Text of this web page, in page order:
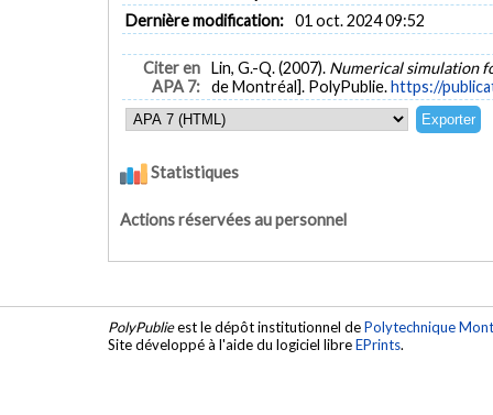
Dernière modification: 01 oct. 2024 09:52
Citer en
APA 7:
Lin, G.-Q. (2007). Numerical simulation
de Montréal]. PolyPublie.https://
Statistiques
Actions réservées au personnel
PolyPublieest le dépôt institutionnel dePolytechnique
Site développé à l'aide du logiciel libreEPrints.